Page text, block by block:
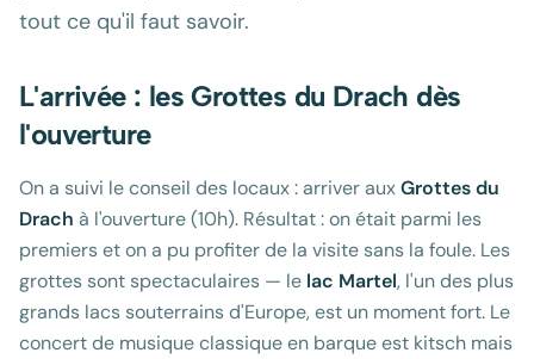
tout ce qu'il faut savoir.
L'arrivée : les Grottes du Drach dès
l'ouverture
On a suivi le conseil des locaux : arriver auxGrottes du
Drach à l'ouverture (10h). Résultat : on était parmi les
premiers et on a pu profiter de la visite sans la foule. Les
grottes sont spectaculaires — le lac Martel, l'un des plus
grands lacs souterrains d'Europe, est un moment fort. Le
concert de musique classique en barque est kitsch mais